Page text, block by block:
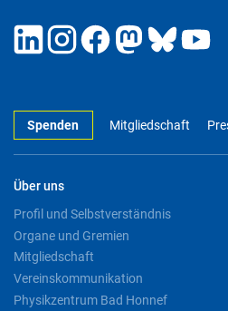
Spenden Mitgliedschaft
Über uns
Profil und Selbstverständnis
Organe und Gremien
Mitgliedschaft
Vereinskommunikation
Physikzentrum Bad Honnef